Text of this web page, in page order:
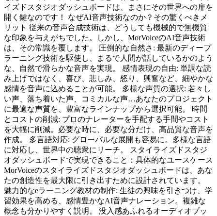
イズドスタジオダッシュボードは、まさにその世界への扉を
開く鍵なのです！ なぜAI音声技術なのか？その驚くべきメ
リット 従来の音声合成技術は、どうしても機械的で無機質
な印象を与えがちでした。しかし、MorVoiceのAI音声技術
は、その常識を覆します。 圧倒的な自然さ: 最新のディープ
ラーニング技術を駆使し、まるで人間が話しているかのよう
な、自然で滑らかな音声を実現。 感情表現の自由: 単調な読
み上げではなく、喜び、悲しみ、怒り、興奮など、細やかな
感情を音声に込めることが可能。 多様な声質の選択: 若々し
い声、落ち着いた声、コミカルな声…あなたのプロジェクト
に最適な声質を、豊富なラインナップから選択可能。 時間
とコストの削減: プロのナレーターを手配する手間やコスト
を大幅に削減。必要な時に、必要な分だけ、高品質な音声を
作成。 多言語対応: グローバルな展開も容易に。多様な言語
に対応し、世界中の聴衆にリーチ。 スタイライズドスタジ
オダッシュボードで実現できること：具体的なユースケース
MorVoiceのスタイライズドスタジオダッシュボードは、あな
たの創造性を最大限に引き出すために設計されています。
魅力的なeラーニング教材の制作: 生徒の興味を引きつけ、学
習効果を高める、感情豊かなAI音声ナレーション。複雑な
概念も分かりやすく説明。 没入感あふれるオーディオブッ